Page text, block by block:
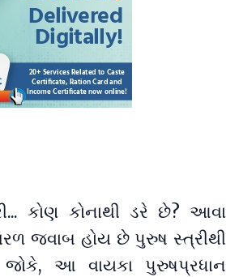
કોણ કોનાથી ડરે છે? આવા
જવાબ હોય છે પુરુષ સ્ત્રીથી
આ વાયકા પુરુષપ્રધાન